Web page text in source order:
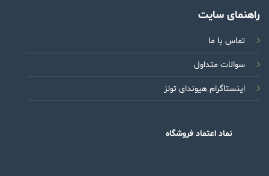
راهنمای سایت
تماس با ما
سوالات متداول
اینستاگرام هیوندای تولز
نماد اعتماد فروشگاه